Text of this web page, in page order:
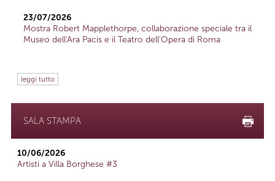
23/07/2026
Mostra Robert Mapplethorpe, collaborazione speciale tra il
Museo dell'Ara Pacis e il Teatro dell'Opera di Roma
leggi tutto
SALA STAMPA
10/06/2026
Artisti a Villa Borghese #3